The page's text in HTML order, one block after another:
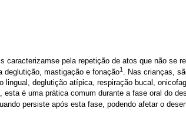
caracterizamse pela repetição de atos que não se
deglutição, mastigação e fonação1
. Nas crianças,
lingual, deglutição atípica, respiração bucal,
esta é uma prática comum durante a fase oral do
persiste após esta fase, podendo afetar o